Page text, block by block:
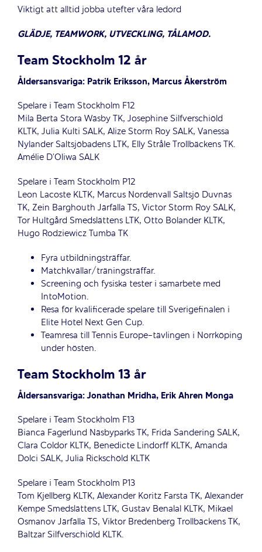
Viktigt att alltid jobba utefter våra ledord
GLÄDJE, TEAMWORK, UTVECKLING, TÅLAMOD.
Team Stockholm 12 år
Åldersansvariga: Patrik Eriksson, Marcus Åkerström
Spelare i Team Stockholm F12
Mila Berta Stora Wäsby TK, Josephine Silfverschiöld
KLTK, Julia Kulti SALK, Alize Storm Roy SALK, Vanessa
Nylander Saltsjöbadens LTK, Elly Stråle Trollbäckens TK.
Amélie D’Oliwa SALK
Spelare i Team Stockholm P12
Leon Lacoste KLTK, Marcus Nordenvall Saltsjö Duvnäs
TK, Zein Barghouth Järfälla TS, Victor Storm Roy SALK,
Tor Hultgård Smedslättens LTK, Otto Bolander KLTK,
Hugo Rodziewicz Tumba TK
Fyra utbildningsträffar.
Matchkvällar/träningsträffar.
Screening och fysiska tester i samarbete med
IntoMotion.
Resa för kvalificerade spelare till Sverigefinalen i
Elite Hotel Next Gen Cup.
Teamresa till Tennis Europe-tävlingen i Norrköping
under hösten.
Team Stockholm 13 år
Åldersansvariga: Jonathan Mridha, Erik Ahren Monga
Spelare i Team Stockholm F13
Bianca Fagerlund Näsbyparks TK, Frida Sandering SALK,
Clara Coldor KLTK, Benedicte Lindorff KLTK, Amanda
Dolci SALK, Julia Rickschöld KLTK
Spelare i Team Stockholm P13
Tom Kjellberg KLTK, Alexander Koritz Farsta TK, Alexander
Kempe Smedslättens LTK, Gustav Benalal KLTK, Mikael
Osmanov Järfälla TS, Viktor Bredenberg Trollbäckens TK,
Baltzar Silfverschiöld KLTK.